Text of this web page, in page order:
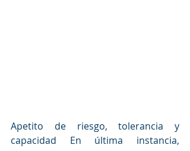
Apetito de riesgo, tolerancia y
capacidad En última instancia,